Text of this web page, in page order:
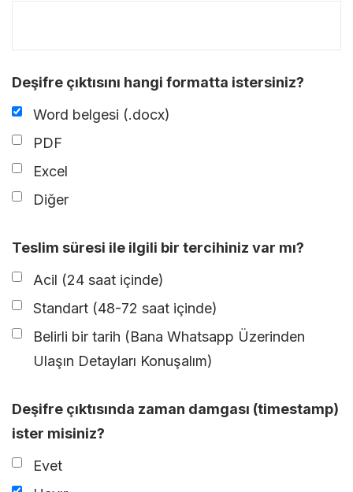
Deşifre çıktısını hangi formatta istersiniz?
Word belgesi (.docx)
PDF
Excel
Diğer
Teslim süresi ile ilgili bir tercihiniz var mı?
Acil (24 saat içinde)
Standart (48-72 saat içinde)
Belirli bir tarih (Bana Whatsapp Üzerinden
Ulaşın Detayları Konuşalım)
Deşifre çıktısında zaman damgası (timestamp)
ister misiniz?
Evet